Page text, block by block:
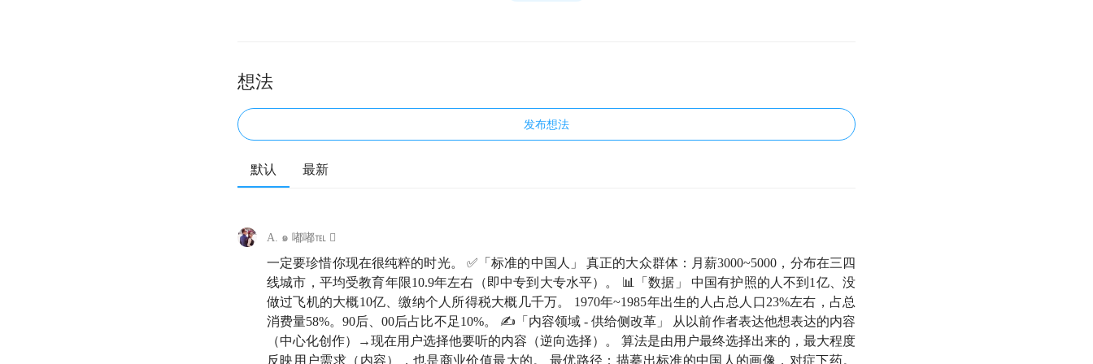
想法
发布想法
默认 最新
A. ๑ 嘟嘟℡ 
一定要珍惜你现在很纯粹的时光。 ✅「标准的中国人」 真正的大众群体：月薪3000~5000，分布在三四
线城市，平均受教育年限10.9年左右（即中专到大专水平）。 📊「数据」 中国有护照的人不到1亿、没
做过飞机的大概10亿、缴纳个人所得税大概几千万。 1970年~1985年出生的人占总人口23%左右，占总
消费量58%。90后、00后占比不足10%。 ✍️「内容领域 - 供给侧改革」 从以前作者表达他想表达的内容
（中心化创作）→现在用户选择他要听的内容（逆向选择）。 算法是由用户最终选择出来的，最大程度
反映用户需求（内容），也是商业价值最大的。 最优路径：描摹出标准的中国人的画像，对症下药。